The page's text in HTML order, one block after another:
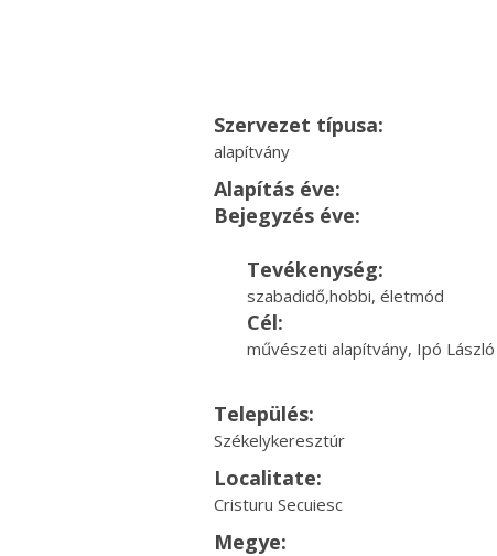
Szervezet típusa:
alapítvány
Alapítás éve:
Bejegyzés éve:
Tevékenység:
szabadidő,hobbi, életmód
Cél:
művészeti alapítvány, Ipó
Település:
Székelykeresztúr
Localitate:
Cristuru Secuiesc
Megye: